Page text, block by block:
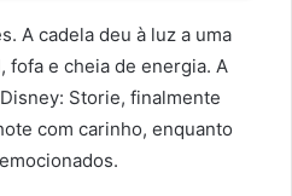
A cadela deu à luz a uma
e cheia de energia. A
Storie, finalmente
com carinho, enquanto